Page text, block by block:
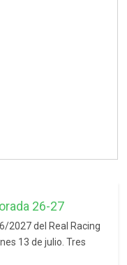
26-27
2027 del Real Racing
13 de julio. Tres